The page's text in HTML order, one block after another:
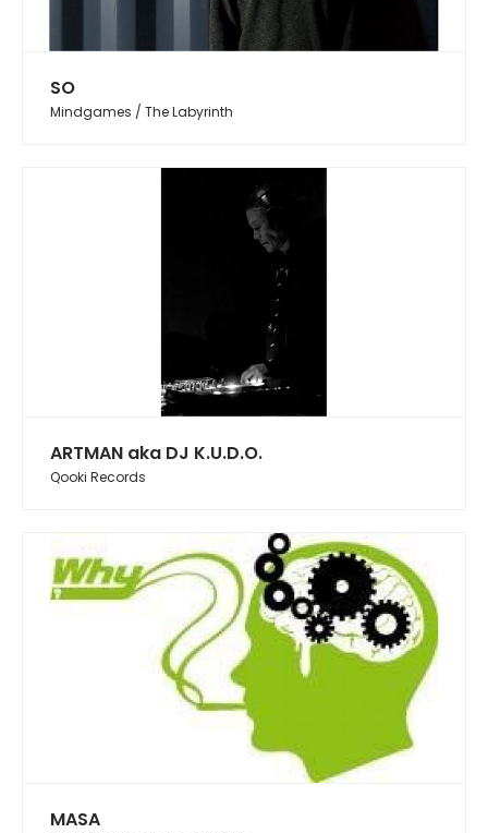
SO
Mindgames / The Labyrinth
ARTMAN aka DJ K.U.D.O.
Qooki Records
MASA